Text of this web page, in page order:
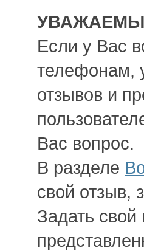
Если у Вас
телефонам,
отзывов и
Вас вопрос.
В разделе
свой отзыв,
Задать